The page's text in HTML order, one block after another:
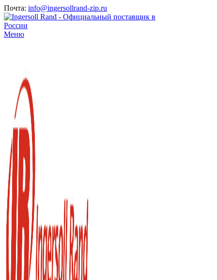
Почта: info@ingersollrand-zip.ru
Меню